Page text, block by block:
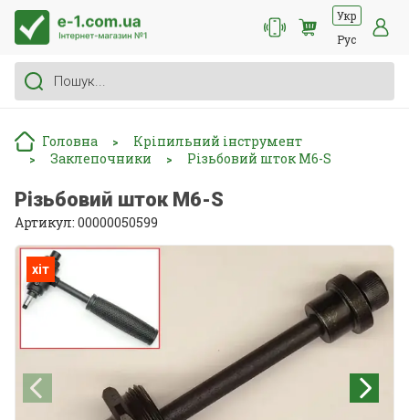
Укр
Рус
Головна > Кріпильний інструмент
> Заклепочники > Різьбовий шток М6-S
Різьбовий шток М6-S
Артикул: 00000050599
хіт
хіт